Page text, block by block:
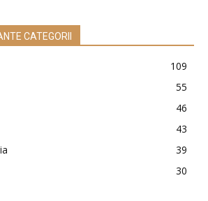
CATEGORII
109
55
46
43
39
30